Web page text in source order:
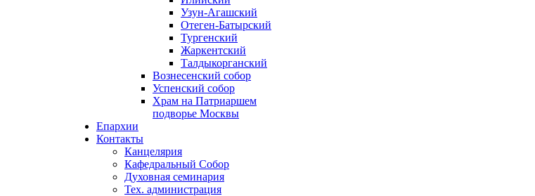
Узун-Агашский
Отеген-Батырский
Тургенский
Жаркентский
Талдыкорганский
Вознесенский собор
Успенский собор
Храм на Патриаршем
подворье Москвы
Епархии
Контакты
Канцелярия
Кафедральный Собор
Духовная семинария
Тех. администрация